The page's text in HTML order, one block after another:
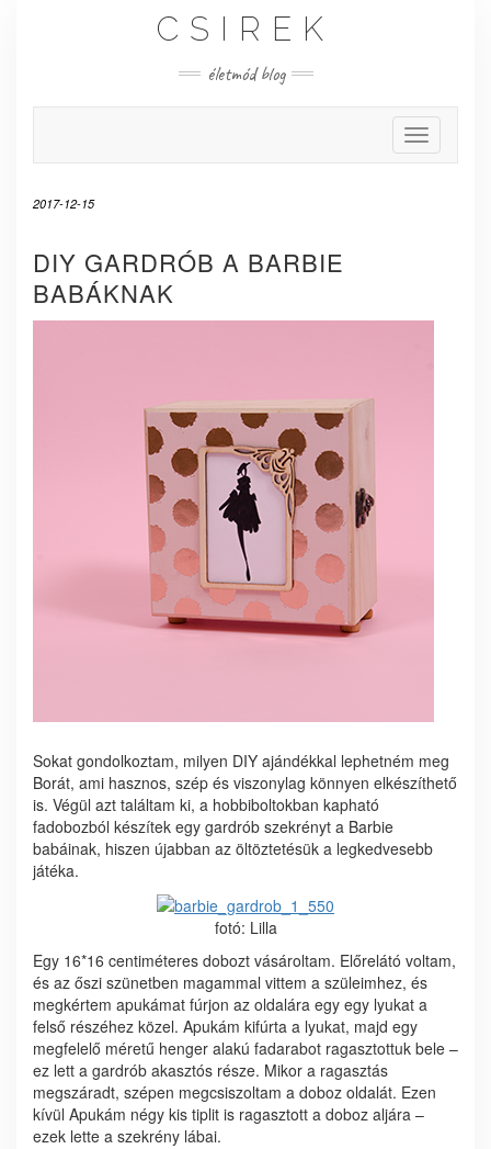
CSIREK
életmód blog
Toggle
2017-12-15
DIY GARDRÓB A BARBIE
BABÁKNAK
Sokat gondolkoztam, milyen DIY ajándékkal lephetném meg
Borát, ami hasznos, szép és viszonylag könnyen elkészíthető
is. Végül azt találtam ki, a hobbiboltokban kapható
fadobozból készítek egy gardrób szekrényt a Barbie
babáinak, hiszen újabban az öltöztetésük a legkedvesebb
játéka.
fotó: Lilla
Egy 16*16 centiméteres dobozt vásároltam. Előrelátó voltam,
és az őszi szünetben magammal vittem a szüleimhez, és
megkértem apukámat fúrjon az oldalára egy egy lyukat a
felső részéhez közel. Apukám kifúrta a lyukat, majd egy
megfelelő méretű henger alakú fadarabot ragasztottuk bele –
ez lett a gardrób akasztós része. Mikor a ragasztás
megszáradt, szépen megcsiszoltam a doboz oldalát. Ezen
kívül Apukám négy kis tiplit is ragasztott a doboz aljára –
ezek lette a szekrény lábai.